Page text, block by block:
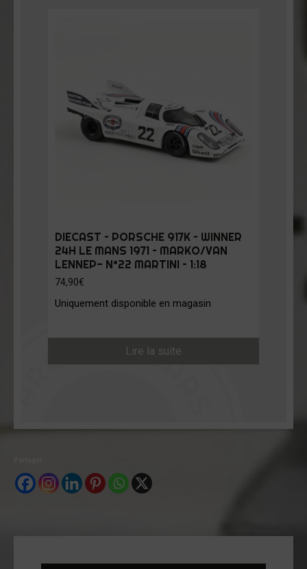
DIECAST – PORSCHE 917K – WINNER
24H LE MANS 1971 – MARKO/VAN
LENNEP- N°22 MARTINI – 1:18
74,90€
Uniquement disponible en magasin
Lire la suite